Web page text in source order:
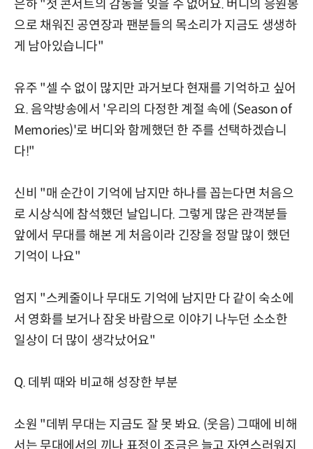
은하 "첫 콘서트의 감동을 잊을 수 없어요. 버디의 응원봉
으로 채워진 공연장과 팬분들의 목소리가 지금도 생생하
게 남아있습니다"
유주 "셀 수 없이 많지만 과거보다 현재를 기억하고 싶어
요. 음악방송에서 '우리의 다정한 계절 속에 (Season of
Memories)'로 버디와 함께했던 한 주를 선택하겠습니
다!"
신비 "매 순간이 기억에 남지만 하나를 꼽는다면 처음으
로 시상식에 참석했던 날입니다. 그렇게 많은 관객분들
앞에서 무대를 해본 게 처음이라 긴장을 정말 많이 했던
기억이 나요"
엄지 "스케줄이나 무대도 기억에 남지만 다 같이 숙소에
서 영화를 보거나 잠옷 바람으로 이야기 나누던 소소한
일상이 더 많이 생각났어요"
Q. 데뷔 때와 비교해 성장한 부분
소원 "데뷔 무대는 지금도 잘 못 봐요. (웃음) 그때에 비해
서는 무대에서의 끼나 표정이 조금은 늘고 자연스러워지